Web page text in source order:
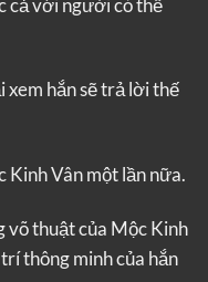
cả với người có thể
xem hắn sẽ trả lời thế
Kinh Vân một lần nữa.
võ thuật của Mộc Kinh
thông minh của hắn